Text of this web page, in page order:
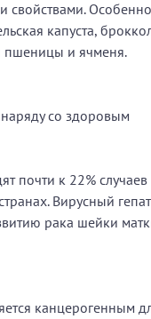
свойствами. Особенно
капуста,
пшеницы и ячменя.
со здоровым
почти к 22% случаев
Вирусный
рака шейки
канцерогенным